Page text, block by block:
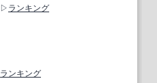
ランキング
ランキング